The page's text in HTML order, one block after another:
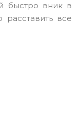
быстро вник в
все